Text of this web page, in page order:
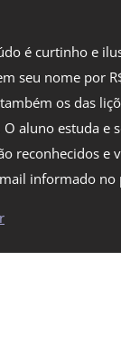
é curtinho e
seu nome por
os das
aluno estuda e
reconhecidos e
informado no